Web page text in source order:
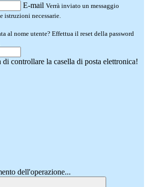
E-mail Verrà inviato un messaggio
istruzioni necessarie.
al nome utente? Effettua il reset della password
controllare la casella di posta elettronica!
dell'operazione...